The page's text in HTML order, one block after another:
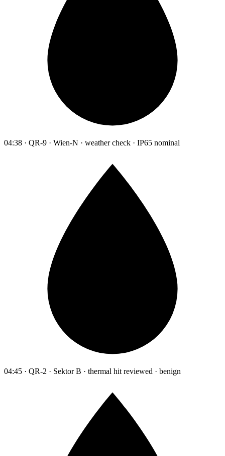
04:38 · QR-9 · Wien-N · weather check · IP65 nominal
04:45 · QR-2 · Sektor B · thermal hit reviewed · benign